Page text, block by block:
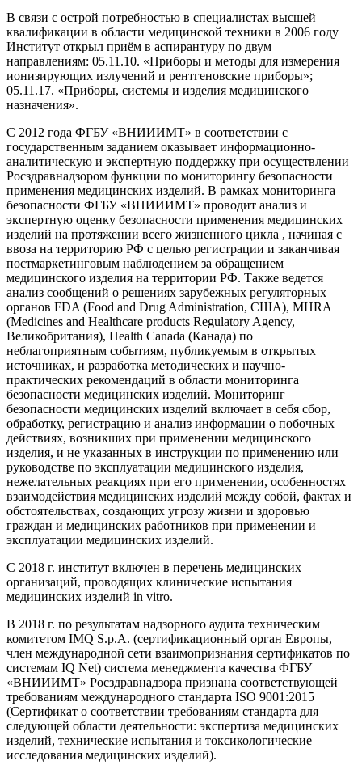
В связи с острой потребностью в специалистах высшей
квалификации в области медицинской техники в 2006 году
Институт открыл приём в аспирантуру по двум
направлениям: 05.11.10. «Приборы и методы для измерения
ионизирующих излучений и рентгеновские приборы»;
05.11.17. «Приборы, системы и изделия медицинского
назначения».
С 2012 года ФГБУ «ВНИИИМТ» в соответствии с
государственным заданием оказывает информационно-
аналитическую и экспертную поддержку при осуществлении
Росздравнадзором функции по мониторингу безопасности
применения медицинских изделий. В рамках мониторинга
безопасности ФГБУ «ВНИИИМТ» проводит анализ и
экспертную оценку безопасности применения медицинских
изделий на протяжении всего жизненного цикла , начиная с
ввоза на территорию РФ с целью регистрации и заканчивая
постмаркетинговым наблюдением за обращением
медицинского изделия на территории РФ. Также ведется
анализ сообщений о решениях зарубежных регуляторных
органов FDA (Food and Drug Administration, США), MHRA
(Medicines and Healthcare products Regulatory Agency,
Великобритания), Health Canada (Канада) по
неблагоприятным событиям, публикуемым в открытых
источниках, и разработка методических и научно-
практических рекомендаций в области мониторинга
безопасности медицинских изделий. Мониторинг
безопасности медицинских изделий включает в себя сбор,
обработку, регистрацию и анализ информации о побочных
действиях, возникших при применении медицинского
изделия, и не указанных в инструкции по применению или
руководстве по эксплуатации медицинского изделия,
нежелательных реакциях при его применении, особенностях
взаимодействия медицинских изделий между собой, фактах и
обстоятельствах, создающих угрозу жизни и здоровью
граждан и медицинских работников при применении и
эксплуатации медицинских изделий.
С 2018 г. институт включен в перечень медицинских
организаций, проводящих клинические испытания
медицинских изделий in vitro.
В 2018 г. по результатам надзорного аудита техническим
комитетом IMQ S.p.A. (сертификационный орган Европы,
член международной сети взаимопризнания сертификатов по
системам IQ Net) система менеджмента качества ФГБУ
«ВНИИИМТ» Росздравнадзора признана соответствующей
требованиям международного стандарта ISO 9001:2015
(Сертификат о соответствии требованиям стандарта для
следующей области деятельности: экспертиза медицинских
изделий, технические испытания и токсикологические
исследования медицинских изделий).